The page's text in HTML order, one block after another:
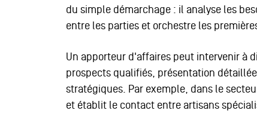
du simple démarchage : il analyse les
entre les parties et orchestre les
Un apporteur d'affaires peut intervenir à
prospects qualifiés, présentation
stratégiques. Par exemple, dans le
et établit le contact entre artisans